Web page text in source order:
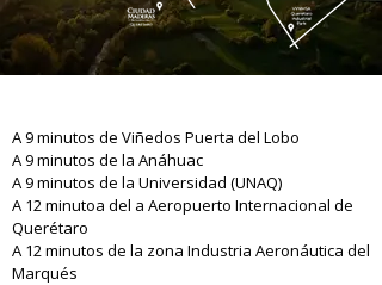
A 9 minutos de Viñedos Puerta del Lobo
A 9 minutos de la Anáhuac
A 9 minutos de la Universidad (UNAQ)
A 12minutoa del a Aeropuerto Internacional de
Querétaro
A 12 minutos de la zona Industria Aeronáutica del
Marqués